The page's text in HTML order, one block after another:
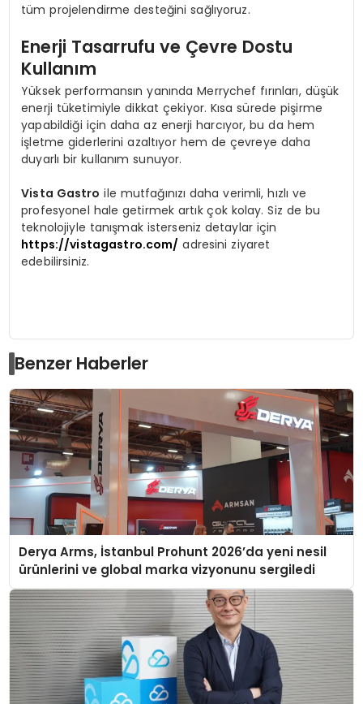
tüm projelendirme desteğini sağlıyoruz.
Enerji Tasarrufu ve Çevre Dostu
Kullanım
Yüksek performansın yanında Merrychef fırınları, düşük
enerji tüketimiyle dikkat çekiyor. Kısa sürede pişirme
yapabildiği için daha az enerji harcıyor, bu da hem
işletme giderlerini azaltıyor hem de çevreye daha
duyarlı bir kullanım sunuyor.
Vista Gastro ile mutfağınızı daha verimli, hızlı ve
profesyonel hale getirmek artık çok kolay. Siz de bu
teknolojiyle tanışmak isterseniz detaylar için
https://vistagastro.com/ adresini ziyaret
edebilirsiniz.
Benzer Haberler
Derya Arms, İstanbul Prohunt 2026’da yeni nesil
ürünlerini ve global marka vizyonunu sergiledi